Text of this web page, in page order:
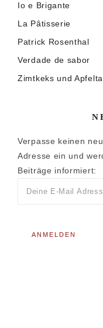
Io e Brigante
La Pâtisserie
Patrick Rosenthal
Verdade de sabor
Zimtkeks und
Verpasse keinen
Adresse ein und
Beiträge informiert: